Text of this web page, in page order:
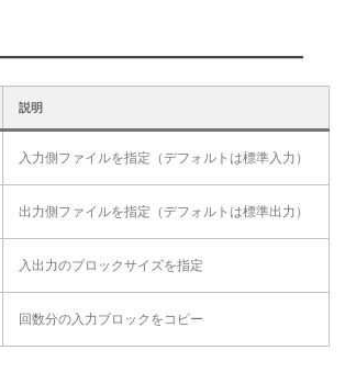
説明
入力側ファイルを指定（デフォルトは標準入力）
出力側ファイルを指定（デフォルトは標準出力）
入出力のブロックサイズを指定
回数分の入力ブロックをコピー